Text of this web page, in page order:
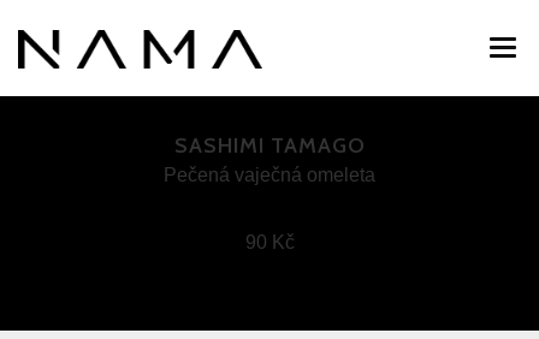
nama@nama.cz
SASHIMI TAMAGO
Pečená vaječná omeleta
90 Kč